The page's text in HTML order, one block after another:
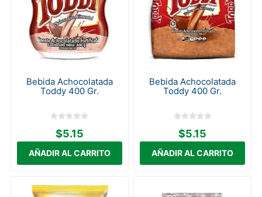
Bebida Achocolatada
Toddy 400 Gr.
$5.15
Bebida Achocolatada
Toddy 400 Gr.
$5.15